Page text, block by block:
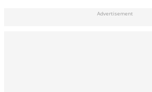
Advertisement